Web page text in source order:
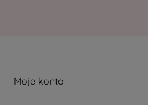
Moje konto